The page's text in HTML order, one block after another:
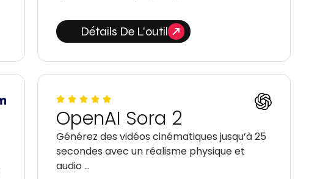
Détails De L'outil
OpenAI Sora 2
Générez des vidéos cinématiques jusqu’à 25
secondes avec un réalisme physique et
audio …